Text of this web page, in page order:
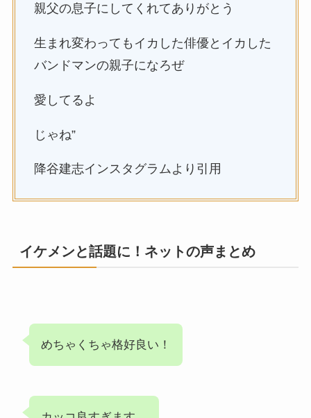
親父の息子にしてくれてありがとう
生まれ変わってもイカした俳優とイカした
バンドマンの親子になろぜ
愛してるよ
じゃね”
降谷建志インスタグラムより引用
イケメンと話題に！ネットの声まとめ
めちゃくちゃ格好良い！